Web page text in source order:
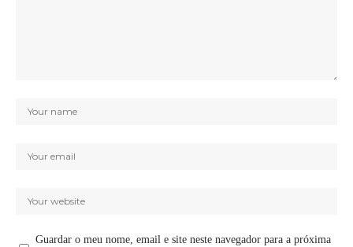
Guardar o meu nome, email e site neste navegador para a próxima